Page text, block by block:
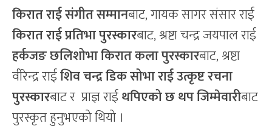
किरातराईसंगीतसम्मानबाट, गायक सागर संसार राई ​
किरातराई प्रतिभा पुरस्कारबाट, श्रष्टा चन्द्र जयपाल राई ​
हर्कजङछलिशोभाकिरातकलापुरस्कारबाट, श्रष्टा
वीरेन्द्र राई​शिवचन्द्रडिकसोभाराईउत्कृष्टरचना
पुरस्कारबाट र प्राज्ञ राईथपिएकोछथपजिम्मेवारीबाट
पुरस्कृत हुनुभएको थियो ।